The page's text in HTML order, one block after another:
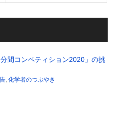
分間コンペティション2020」の挑
化学者のつぶやき